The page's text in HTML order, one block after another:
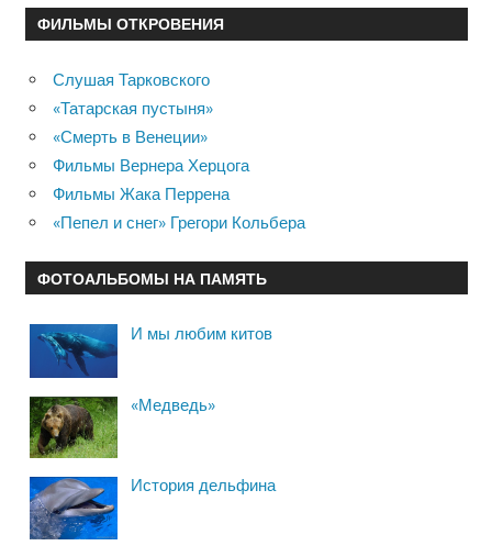
ФИЛЬМЫ ОТКРОВЕНИЯ
Слушая Тарковского
«Татарская пустыня»
«Смерть в Венеции»
Фильмы Вернера Херцога
Фильмы Жака Перрена
«Пепел и снег» Грегори Кольбера
ФОТОАЛЬБОМЫ НА ПАМЯТЬ
И мы любим китов
«Медведь»
История дельфина